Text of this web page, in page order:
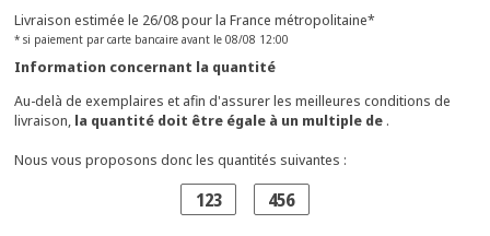
Livraison estimée le 26/08pour la France métropolitaine*
* si paiement par carte bancaire avant le 08/08 12:00
Information concernant la quantité
Au-delà de exemplaires et afin d'assurer les meilleures conditions de
livraison, la quantité doit être égale à un multiple de .
Nous vous proposons donc les quantités suivantes :
123 456